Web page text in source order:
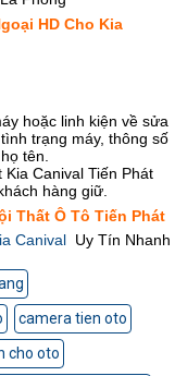
HD Cho Kia
hoặc linh kiện về sửa
trạng máy, thông số
tên.
Canival Tiến Phát
hàng giữ.
Thất Ô Tô Tiến Phát
Canival Uy Tín Nhanh
camera tien oto
cho oto